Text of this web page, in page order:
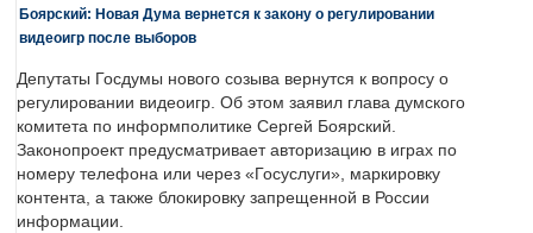
Боярский: Новая Дума вернется к закону о регулировании
видеоигр после выборов
Депутаты Госдумы нового созыва вернутся к вопросу о
регулировании видеоигр. Об этом заявил глава думского
комитета по информполитике Сергей Боярский.
Законопроект предусматривает авторизацию в играх по
номеру телефона или через «Госуслуги», маркировку
контента, а также блокировку запрещенной в России
информации.